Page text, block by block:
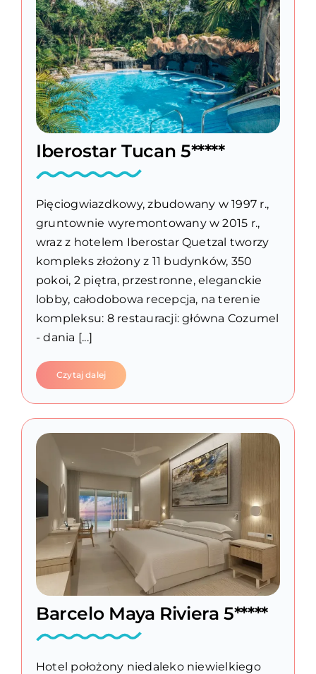
Iberostar Tucan 5*****
Pięciogwiazdkowy, zbudowany w 1997 r.,
gruntownie wyremontowany w 2015 r.,
wraz z hotelem Iberostar Quetzal tworzy
kompleks złożony z 11 budynków, 350
pokoi, 2 piętra, przestronne, eleganckie
lobby, całodobowa recepcja, na terenie
kompleksu: 8 restauracji: główna Cozumel
- dania [...]
Czytaj dalej
Barcelo Maya Riviera 5*****
Hotel położony niedaleko niewielkiego